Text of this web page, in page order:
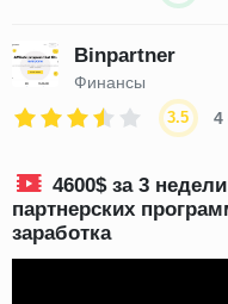
Binpartner
Финансы
3.5 4
4600$ за 3
партнерских
заработка